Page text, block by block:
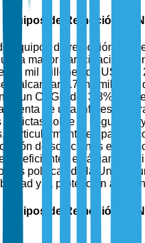
Equipos de Remoción de
equipos de remoción de
mayor participación de
1.8 mil millones de USD en
a alcanzar 2.7 mil millones
un CAGR del 3.8%. El
de una
estrictas sobre la seguridad
particularmente en países
de soluciones
eficientes está ganando
las políticas de la Unión
y la protección
Equipos de Remoción de